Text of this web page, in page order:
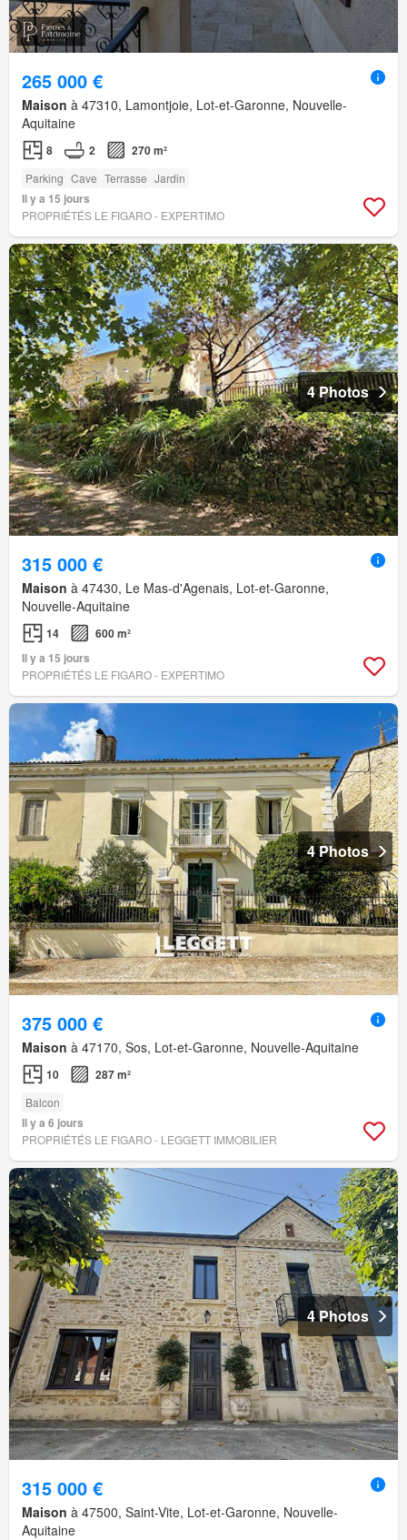
265 000 €
Maison à 47310, Lamontjoie, Lot-et-Garonne, Nouvelle-
Aquitaine
8 2 270 m²
Parking Cave Terrasse Jardin
Il y a 15 jours
PROPRIÉTÉS LE FIGARO - EXPERTIMO
4 Photos
315 000 €
Maison à 47430, Le Mas-d'Agenais, Lot-et-Garonne,
Nouvelle-Aquitaine
14
600 m²
Il y a 15 jours
PROPRIÉTÉS LE FIGARO - EXPERTIMO
4 Photos
375 000 €
Maison à 47170, Sos, Lot-et-Garonne, Nouvelle-Aquitaine
10 287 m²
Balcon
Il y a 6 jours
PROPRIÉTÉS LE FIGARO - LEGGETT IMMOBILIER
4 Photos
315 000 €
Maison à 47500, Saint-Vite, Lot-et-Garonne, Nouvelle-
Aquitaine